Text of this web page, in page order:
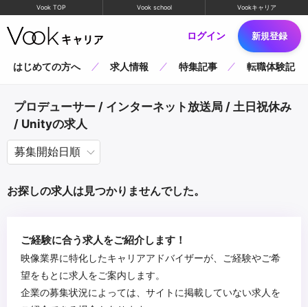
Vook TOP Vook school Vookキャリア
ログイン 新規登録
はじめての方へ 求人情報 特集記事 転職体験記
プロデューサー / インターネット放送局 / 土日祝休み
/ Unityの求人
お探しの求人は見つかりませんでした。
ご経験に合う求人をご紹介します！
映像業界に特化したキャリアアドバイザーが、ご経験やご希
望をもとに求人をご案内します。
企業の募集状況によっては、サイトに掲載していない求人を